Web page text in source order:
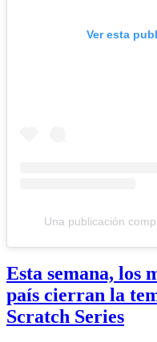
Ver esta
Una publicación
Esta semana, los
país cierran la
Scratch Series